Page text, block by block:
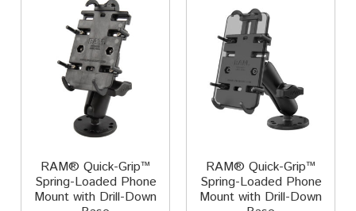
Forklift
Lift Truck
Produkter efter varumärken
RAM® Quick-Grip™
Spring-Loaded Phone
Mount with Drill-Down
RAM® Quick-Grip™
Spring-Loaded Phone
Mount with Drill-Down